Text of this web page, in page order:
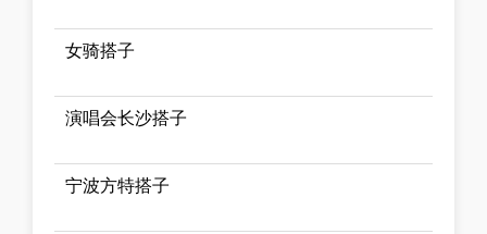
女骑搭子
演唱会长沙搭子
宁波方特搭子